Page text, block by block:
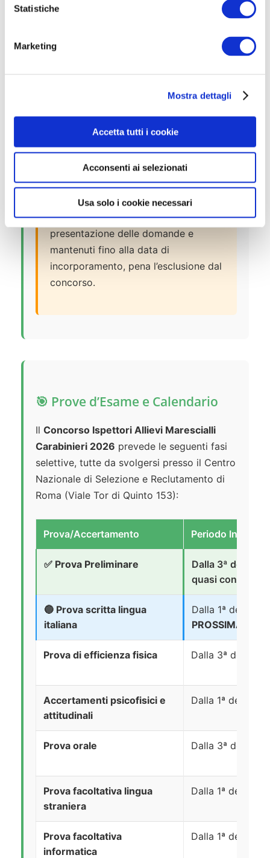
Statistiche
Marketing
Mostra dettagli
Accetta tutti i cookie
Acconsenti ai selezionati
Usa solo i cookie necessari
Nessuna sanzione disciplinare superiore
Non essere stati giudicati inidonei
all’avanzamento nell’ultimo biennio
⚠️ Attenzione:Tutti i requisiti devono
essere posseduti alla data di
scadenza del termine di
presentazione delle domande e
mantenuti fino alla data di
incorporamento, pena l’esclusione dal
concorso.
🎯 Prove d’Esame e Calendario
Il Concorso Ispettori Allievi Marescialli
Carabinieri 2026 prevede le seguenti fasi
selettive, tutte da svolgersi presso il Centro
Nazionale di Selezione e Reclutamento di
Roma (Viale Tor di Quinto 153):
Prova/Accertamento Periodo
✅ Prova Preliminare
Dalla 3ª
quasi conclusa
🔵 Prova scritta lingua
italiana
Dalla 1ª
PROSSIMA
Prova di efficienza fisica Dalla 3ª decade
Accertamenti psicofisici e
attitudinali
Dalla 1ª decade
Prova orale Dalla 3ª decade
Prova facoltativa lingua
straniera
Dalla 1ª decade
Prova facoltativa
informatica
Dalla 1ª decade